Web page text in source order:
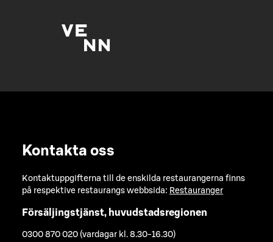
Kontakta oss
Kontaktuppgifterna till de enskilda restaurangerna finns
på respektive restaurangs webbsida: Restauranger
Försäljingstjänst, huvudstadsregionen
0300 870 020 (vardagar kl. 8.30-16.30)